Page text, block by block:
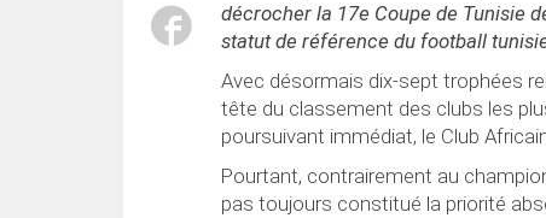
décrocher la 17e Coupe de Tunisie
statut de référence du football
Avec désormais dix-sept trophées
tête du classement des clubs les
poursuivant immédiat, le Club
Pourtant, contrairement au
pas toujours constitué la priorité